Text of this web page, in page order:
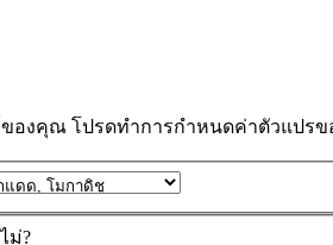
องคุณ โปรดทำการกำหนดค่าตัวแปร
ม่?